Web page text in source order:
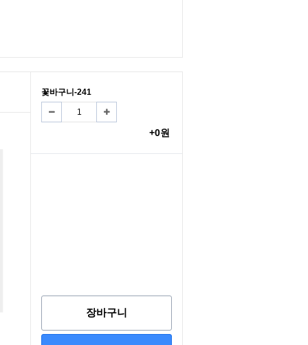
꽃바구니-241
+0원
장바구니